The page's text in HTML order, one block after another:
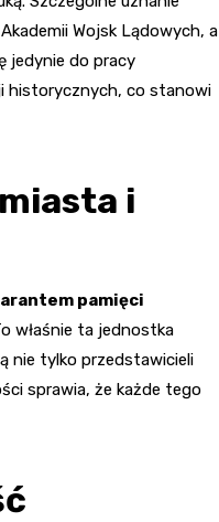
Wojsk Lądowych, a
jedynie do pracy
historycznych, co stanowi
i
pamięci
właśnie ta jednostka
nie tylko przedstawicieli
sprawia, że każde tego